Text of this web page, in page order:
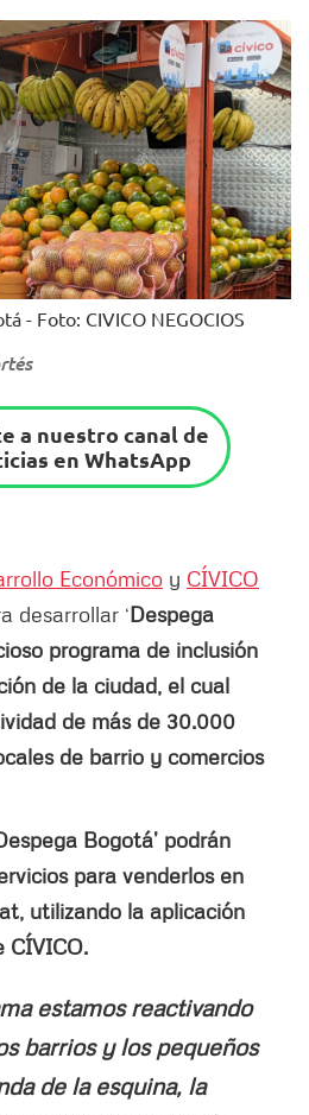
- Foto: CIVICO NEGOCIOS
a nuestro canal de
en WhatsApp
Económico y CÍVICO
desarrollar ‘Despega
programa de inclusión
de la ciudad, el cual
de más de 30.000
de barrio y comercios
Bogotá’ podrán
para venderlos en
utilizando la aplicación
CÍVICO.
estamos reactivando
barrios y los pequeños
de la esquina, la